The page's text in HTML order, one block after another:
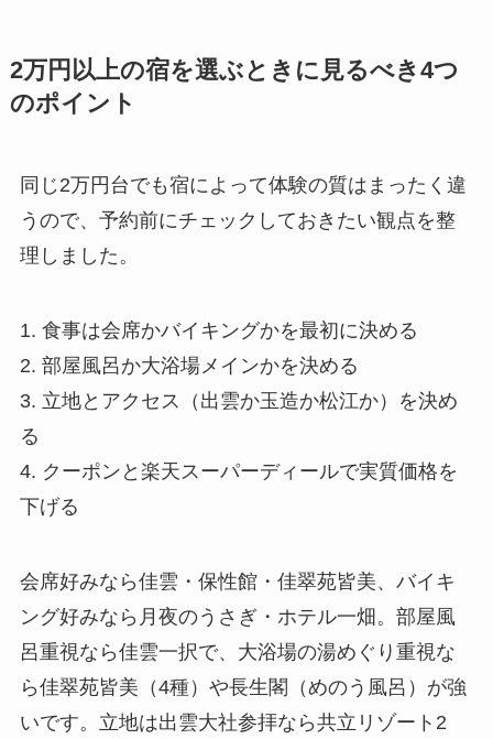
2万円以上の宿を選ぶときに見るべき4つ
のポイント
同じ2万円台でも宿によって体験の質はまったく違
うので、予約前にチェックしておきたい観点を整
理しました。
1. 食事は会席かバイキングかを最初に決める
2. 部屋風呂か大浴場メインかを決める
3. 立地とアクセス（出雲か玉造か松江か）を決め
る
4. クーポンと楽天スーパーディールで実質価格を
下げる
会席好みなら佳雲・保性館・佳翠苑皆美、バイキ
ング好みなら月夜のうさぎ・ホテル一畑。部屋風
呂重視なら佳雲一択で、大浴場の湯めぐり重視な
ら佳翠苑皆美（4種）や長生閣（めのう風呂）が強
いです。立地は出雲大社参拝なら共立リゾート2